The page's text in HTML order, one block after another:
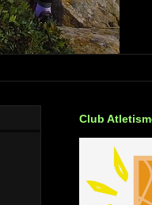
Club